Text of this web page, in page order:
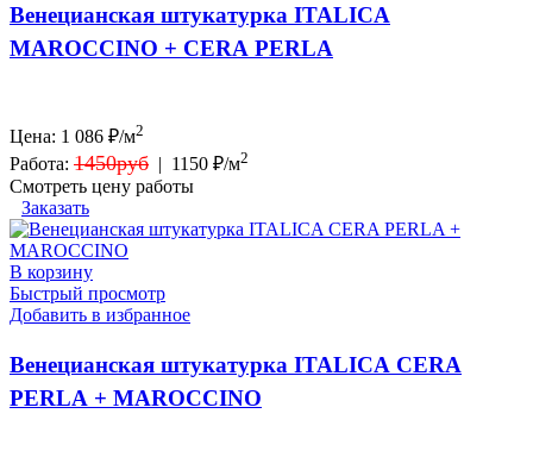
Венецианская штукатурка ITALICA
MAROCCINO + CERA PERLA
Цена: 1 086 ₽/м2
Работа: 1450руб | 1150 ₽/м2
Смотреть цену работы
Заказать
В корзину
Быстрый просмотр
Добавить в избранное
Венецианская штукатурка ITALICA CERA
PERLA + MAROCCINO